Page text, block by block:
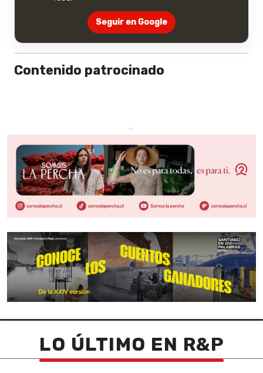
Seguir en Google
Contenido patrocinado
LO ÚLTIMO EN R&P